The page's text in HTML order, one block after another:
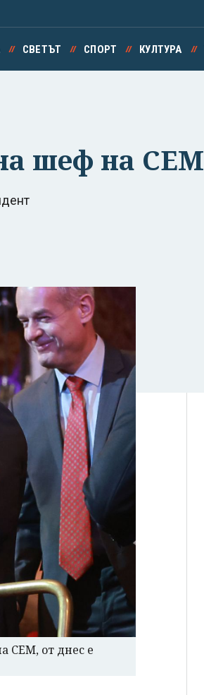
СВЕТЪТ СПОРТ КУЛТУРА
шеф на СЕМ
СЕМ, от днес е